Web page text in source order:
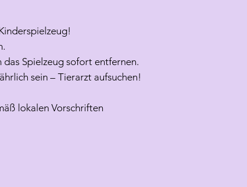
das Spielzeug sofort entfernen.
sein – Tierarzt aufsuchen!
lokalen Vorschriften